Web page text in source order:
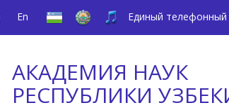
En Единый
АКАДЕМИЯ НАУК
РЕСПУБЛИКИ